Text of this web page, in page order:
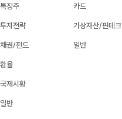
특징주
투자전략
채권/펀드
환율
국제시황
일반
카드
가상자산/핀테크
일반